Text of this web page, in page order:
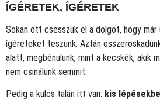
ÍGÉRETEK, ÍGÉRETEK
Sokan ott csesszük el a dolgot, hogy már
ígéreteket teszünk. Aztán
alatt, megbénulunk, mint a kecskék, akik
nem csinálunk semmit.
Pedig a kulcs talán itt van: kis